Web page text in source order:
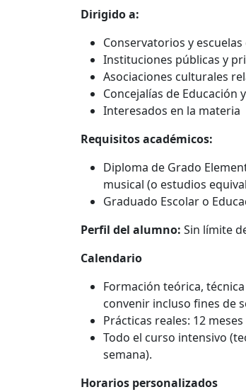
Dirigido a:
Conservatorios y escuelas
Instituciones públicas y
Asociaciones culturales
Concejalías de Educación
Interesados en la materia
Requisitos académicos:
Diploma de Grado
musical (o estudios
Graduado Escolar o
Perfil del alumno: Sin límite
Calendario
Formación teórica,
convenir incluso fines de
Prácticas reales: 12
Todo el curso intensivo
semana).
Horarios personalizados